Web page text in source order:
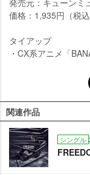
発売元：キューンミ
価格：1,935円（税込
タイアップ
・CX系アニメ「
関連作品
シングル